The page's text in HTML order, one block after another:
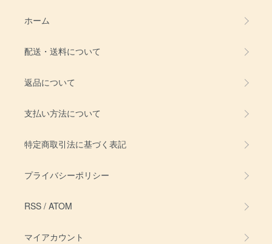
ホーム
配送・送料について
返品について
支払い方法について
特定商取引法に基づく表記
プライバシーポリシー
RSS / ATOM
マイアカウント